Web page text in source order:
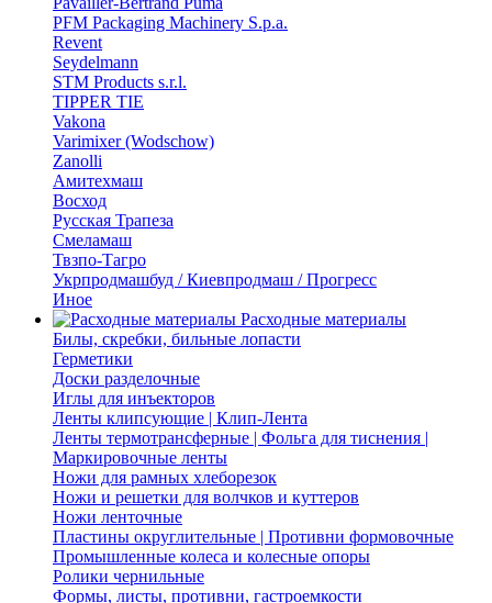
PFM Packaging Machinery S.p.a.
Revent
Seydelmann
STM Products s.r.l.
TIPPER TIE
Vakona
Varimixer (Wodschow)
Zanolli
Амитехмаш
Восход
Русская Трапеза
Смеламаш
Твзпо-Тагро
Укрпродмашбуд / Киевпродмаш / Прогресс
Иное
Расходные материалы
Билы, скребки, бильные лопасти
Герметики
Доски разделочные
Иглы для инъекторов
Ленты клипсующие | Клип-Лента
Ленты термотрансферные | Фольга для тиснения |
Маркировочные ленты
Ножи для рамных хлеборезок
Ножи и решетки для волчков и куттеров
Ножи ленточные
Пластины округлительные | Противни формовочные
Промышленные колеса и колесные опоры
Ролики чернильные
Формы, листы, противни, гастроемкости